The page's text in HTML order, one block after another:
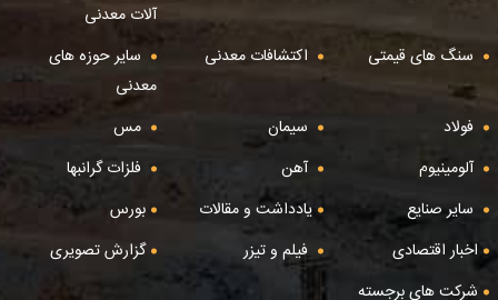
آلات معدنی
سنگ های قیمتی
اکتشافات معدنی
سایر حوزه های
معدنی
فولاد
سیمان
مس
آلومینیوم
آهن
فلزات گرانبها
سایر صنایع
یادداشت و مقالات
بورس
اخبار اقتصادی
فیلم و تیزر
گزارش تصویری
شرکت های برجسته